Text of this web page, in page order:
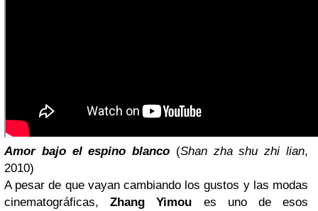
Amor bajo el espino blanco (Shan zha shu zhi lian,
2010)
A pesar de que vayan cambiando los gustos y las modas
cinematográficas,Zhang Yimou es uno de esos